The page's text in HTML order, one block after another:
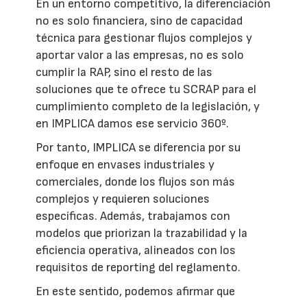
En un entorno competitivo, la diferenciación
no es solo financiera, sino de capacidad
técnica para gestionar flujos complejos y
aportar valor a las empresas, no es solo
cumplir la RAP, sino el resto de las
soluciones que te ofrece tu SCRAP para el
cumplimiento completo de la legislación, y
en IMPLICA damos ese servicio 360º.
Por tanto, IMPLICA se diferencia por su
enfoque en envases industriales y
comerciales, donde los flujos son más
complejos y requieren soluciones
específicas. Además, trabajamos con
modelos que priorizan la trazabilidad y la
eficiencia operativa, alineados con los
requisitos de reporting del reglamento.
En este sentido, podemos afirmar que